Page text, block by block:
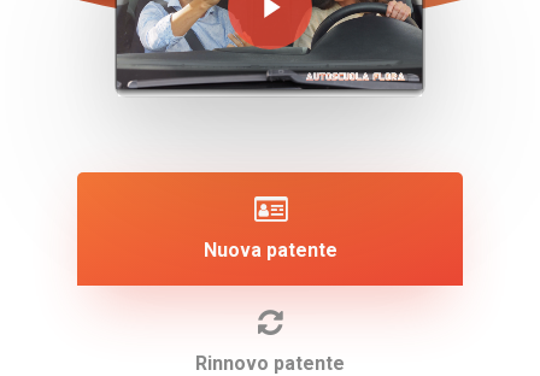
Nuova patente
Rinnovo patente